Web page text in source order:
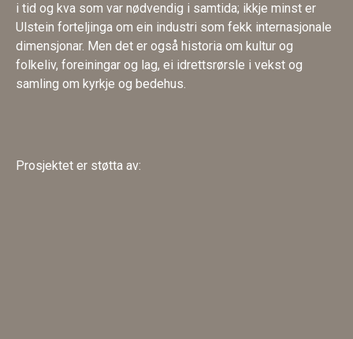
i tid og kva som var nødvendig i samtida; ikkje minst er
Ulstein forteljinga om ein industri som fekk internasjonale
dimensjonar. Men det er også historia om kultur og
folkeliv, foreiningar og lag, ei idrettsrørsle i vekst og
samling om kyrkje og bedehus.
Prosjektet er støtta av: